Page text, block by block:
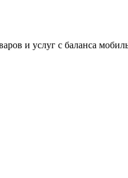
и услуг с баланса